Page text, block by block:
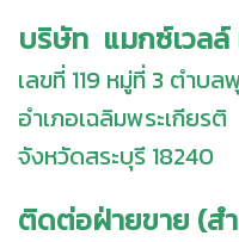
บริษัท แมกซ์เวลล์
เลขที่ 119 หมู่ที่ 3 ตำบล
อำเภอเฉลิมพระเกียรติ
จังหวัดสระบุรี 18240
ติดต่อฝ่ายขาย (ส